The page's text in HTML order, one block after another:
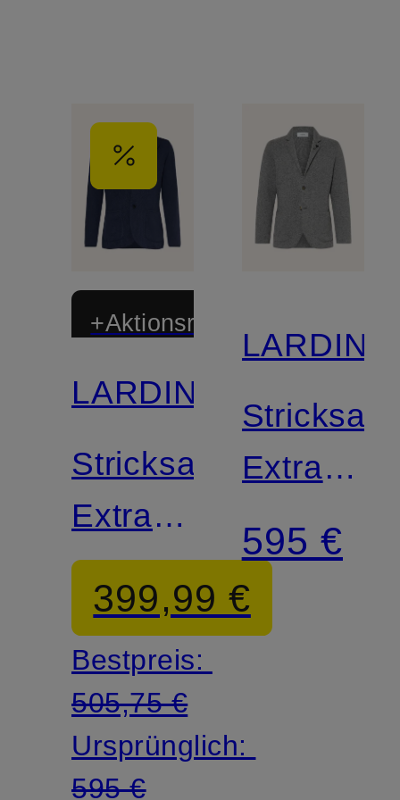
+Aktionsrabatt
LARDINI
Stricksakko
Extra
Slim Fit
399,99 €
Bestpreis:
505,75 €
Ursprünglich:
595 €
LARDINI
Extra
Slim Fit
595 €